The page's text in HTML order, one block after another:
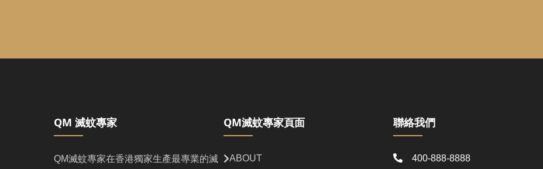
QM 滅蚊專家
QM滅蚊專家在香港獨家生產最專業的滅
QM滅蚊專家頁面
ABOUT
聯絡我們
400-888-8888